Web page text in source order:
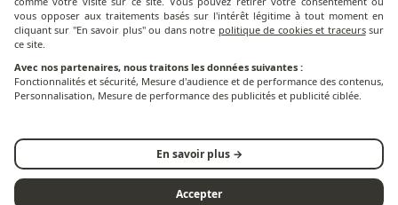
Modern - Acier noir - 75
cm
Modern - Inox - 60 cm
vous opposer aux traitements basés sur l'intérêt légitime à tout moment en
cliquant sur "En savoir plus" ou dans notre politique de cookies et traceurssur
ce site.
Avec nos partenaires, nous traitons les données suivantes :
Fonctionnalités et sécurité, Mesure d'audience et de performance des contenus,
Personnalisation, Mesure de performance des publicités et publicité ciblée.
En savoir plus →
Accepter